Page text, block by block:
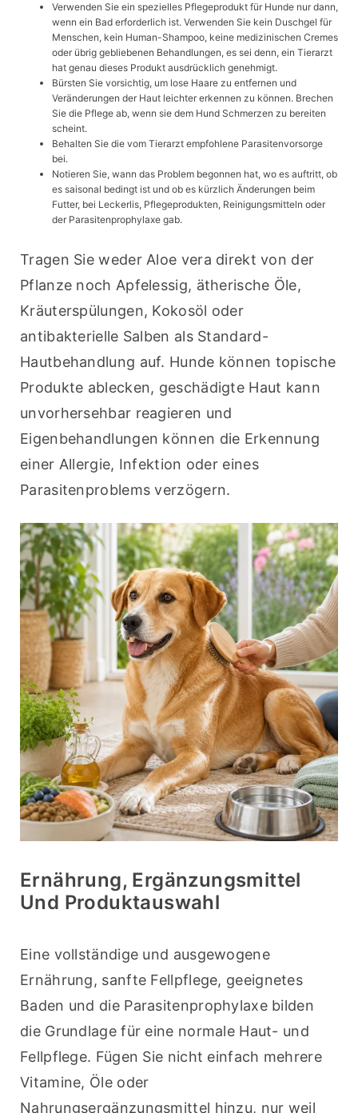
Verwenden Sie ein spezielles Pflegeprodukt für Hunde nur dann,
wenn ein Bad erforderlich ist. Verwenden Sie kein Duschgel für
Menschen, kein Human-Shampoo, keine medizinischen Cremes
oder übrig gebliebenen Behandlungen, es sei denn, ein Tierarzt
hat genau dieses Produkt ausdrücklich genehmigt.
Bürsten Sie vorsichtig, um lose Haare zu entfernen und
Veränderungen der Haut leichter erkennen zu können. Brechen
Sie die Pflege ab, wenn sie dem Hund Schmerzen zu bereiten
scheint.
Behalten Sie die vom Tierarzt empfohlene Parasitenvorsorge
bei.
Notieren Sie, wann das Problem begonnen hat, wo es auftritt, ob
es saisonal bedingt ist und ob es kürzlich Änderungen beim
Futter, bei Leckerlis, Pflegeprodukten, Reinigungsmitteln oder
der Parasitenprophylaxe gab.
Tragen Sie weder Aloe vera direkt von der
Pflanze noch Apfelessig, ätherische Öle,
Kräuterspülungen, Kokosöl oder
antibakterielle Salben als Standard-
Hautbehandlung auf. Hunde können topische
Produkte ablecken, geschädigte Haut kann
unvorhersehbar reagieren und
Eigenbehandlungen können die Erkennung
einer Allergie, Infektion oder eines
Parasitenproblems verzögern.
Ernährung, Ergänzungsmittel
Und Produktauswahl
Eine vollständige und ausgewogene
Ernährung, sanfte Fellpflege, geeignetes
Baden und die Parasitenprophylaxe bilden
die Grundlage für eine normale Haut- und
Fellpflege. Fügen Sie nicht einfach mehrere
Vitamine, Öle oder
Nahrungsergänzungsmittel hinzu, nur weil